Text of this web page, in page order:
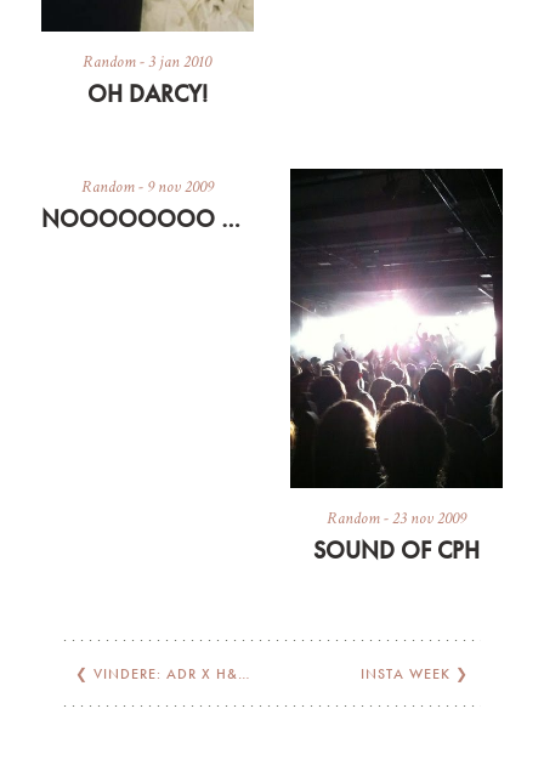
Random-3 jan 2010
OH DARCY!
Random- 9 nov 2009
NOOOOOOOO MIN MAC ER CRASHET… ER FORHÅBENTLIG KLAR MED GENOPLIVET ELLER NY IETELLERANDET I MORGEN EFTERMIDDAG
Random-23 nov 2009
SOUND OF CPH
❮ VINDERE: ADR X H&M SHOPPEAFTEN INSTA WEEK ❯